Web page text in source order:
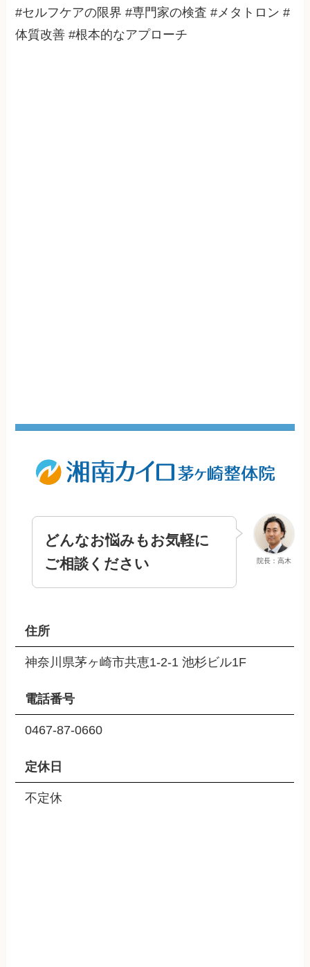
#セルフケアの限界 #専門家の検査 #メタトロン #
体質改善 #根本的なアプローチ
院長：高木
どんなお悩みもお気軽に
ご相談ください
住所
神奈川県茅ヶ崎市共恵1-2-1 池杉ビル1F
電話番号
0467-87-0660
定休日
不定休